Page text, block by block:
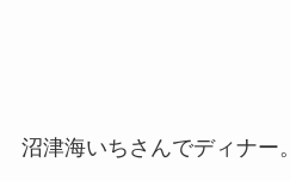
沼津海いちさんでディナー。